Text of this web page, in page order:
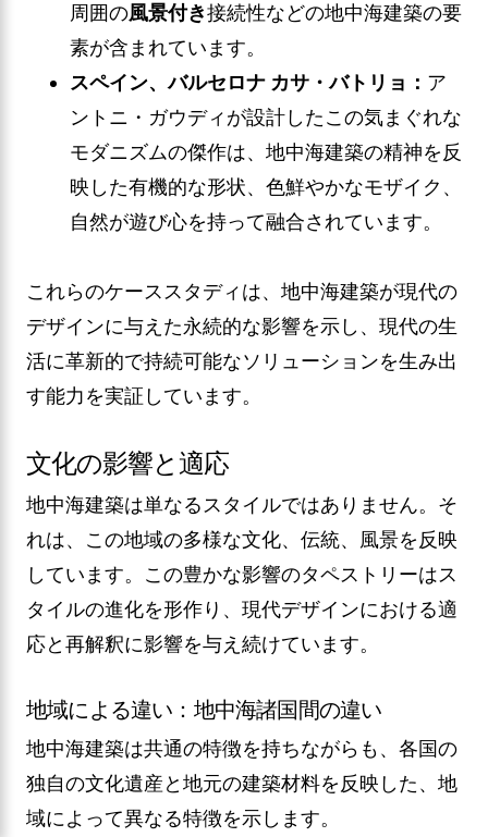
周囲の風景付き接続性などの地中海建築の要
素が含まれています。
スペイン、バルセロナ カサ・バトリョ： ア
ントニ・ガウディが設計したこの気まぐれな
モダニズムの傑作は、地中海建築の精神を反
映した有機的な形状、色鮮やかなモザイク、
自然が遊び心を持って融合されています。
これらのケーススタディは、地中海建築が現代の
デザインに与えた永続的な影響を示し、現代の生
活に革新的で持続可能なソリューションを生み出
す能力を実証しています。
文化の影響と適応
地中海建築は単なるスタイルではありません。そ
れは、この地域の多様な文化、伝統、風景を反映
しています。この豊かな影響のタペストリーはス
タイルの進化を形作り、現代デザインにおける適
応と再解釈に影響を与え続けています。
地域による違い：地中海諸国間の違い
地中海建築は共通の特徴を持ちながらも、各国の
独自の文化遺産と地元の建築材料を反映した、地
域によって異なる特徴を示します。